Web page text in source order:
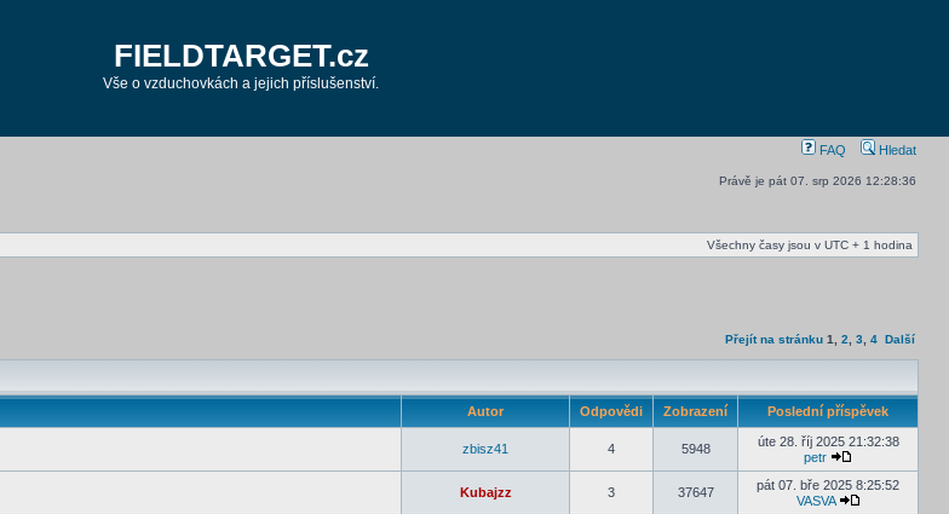
FIELDTARGET.cz
Vše o vzduchovkách a jejich příslušenství.
FAQ Hledat
Právě je pát 07. srp 2026 12:28:36
Všechny časy jsou v UTC + 1 hodina
Přejít na stránku 1 2 3 4 Další
Autor Odpovědi Zobrazení Poslední příspěvek
zbisz41 4 5948
úte 28. říj 2025 21:32:38
petr
Kubajzz 3 37647
pát 07. bře 2025 8:25:52
VASVA